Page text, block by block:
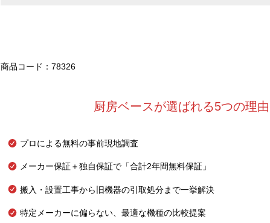
商品コード：78326
厨房ベースが選ばれる5つの理由
プロによる無料の事前現地調査
メーカー保証＋独自保証で「合計2年間無料保証」
搬入・設置工事から旧機器の引取処分まで一挙解決
特定メーカーに偏らない、最適な機種の比較提案